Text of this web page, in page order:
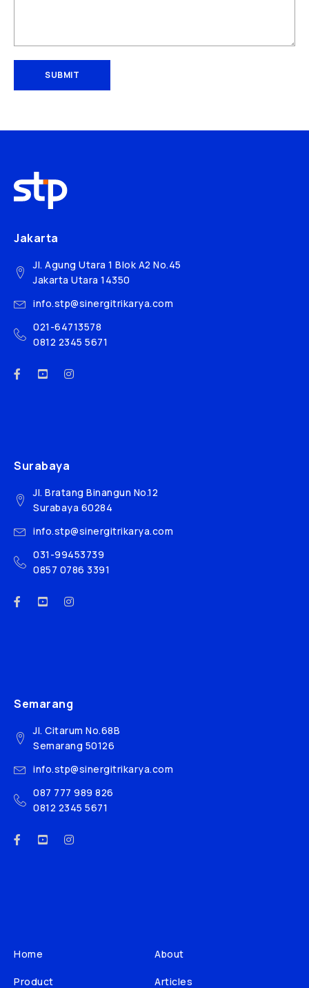
SUBMIT
Jakarta
Jl. Agung Utara 1 Blok A2 No.45
Jakarta Utara 14350
info.stp@sinergitrikarya.com
021-64713578
0812 2345 5671
Surabaya
Jl. Bratang Binangun No.12
Surabaya 60284
info.stp@sinergitrikarya.com
031-99453739
0857 0786 3391
Semarang
Jl. Citarum No.68B
Semarang 50126
info.stp@sinergitrikarya.com
087 777 989 826
0812 2345 5671
Home About
Product Articles